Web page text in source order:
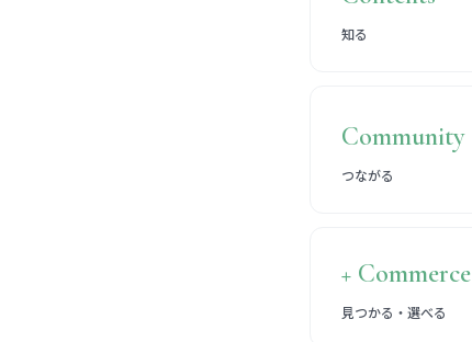
知る
Community
つながる
+ Commerce
見つかる・選べる